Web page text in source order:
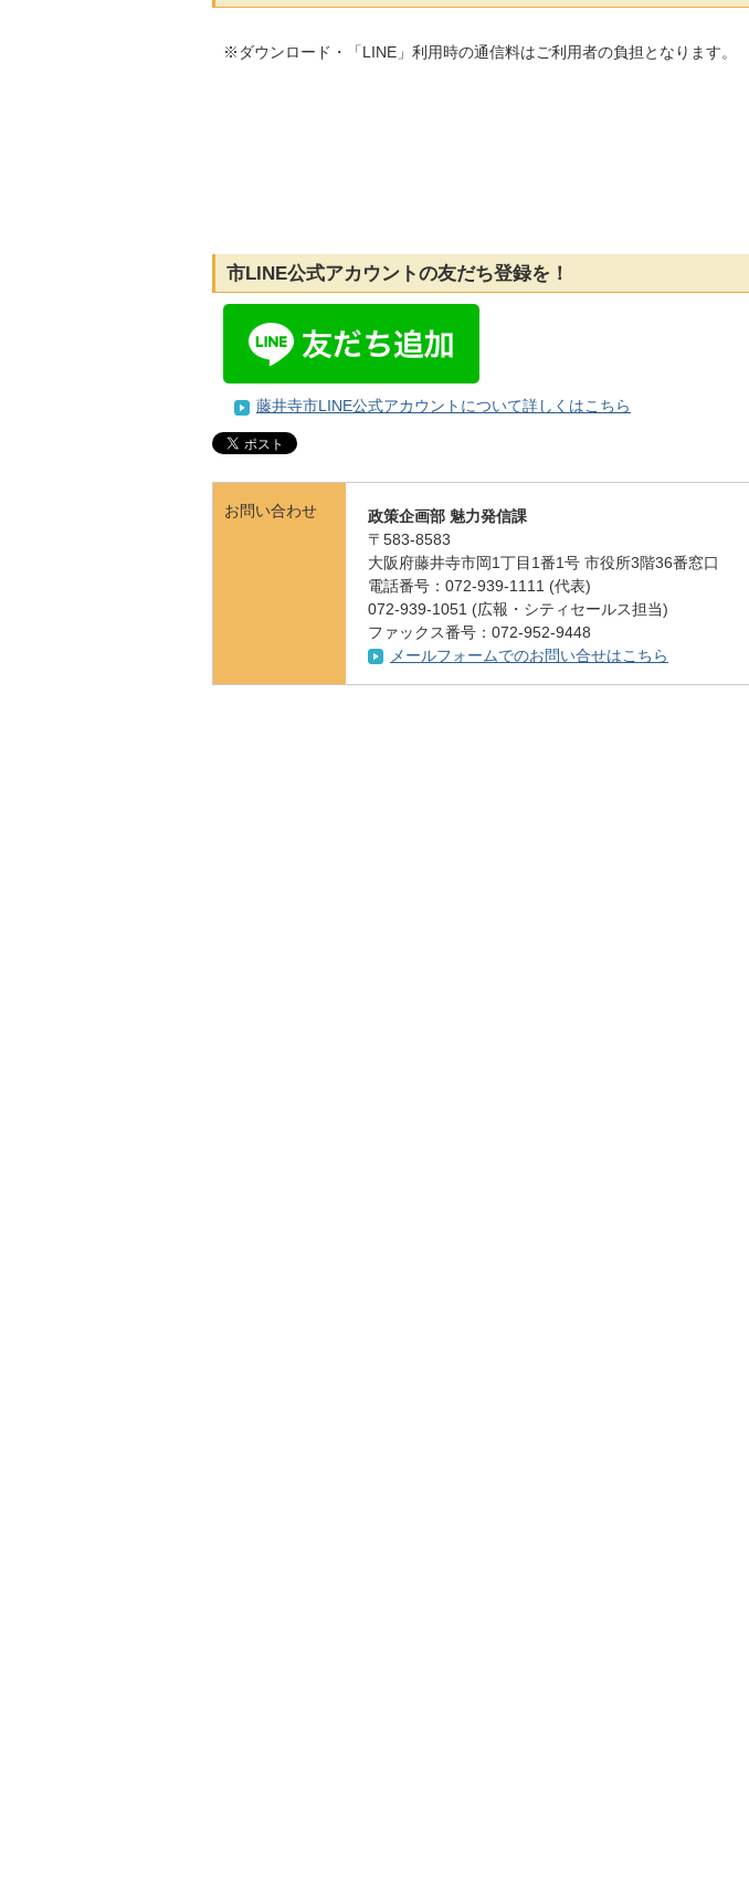
※ダウンロード・「LINE」利用時の通信料はご利用者の負担となります。
市LINE公式アカウントの友だち登録を！
藤井寺市LINE公式アカウントについて詳しくはこちら
お問い合わせ
政策企画部 魅力発信課
〒583-8583
大阪府藤井寺市岡1丁目1番1号 市役所3階36番窓口
電話番号：072-939-1111 (代表)
072-939-1051 (広報・シティセールス担当)
ファックス番号：072-952-9448
メールフォームでのお問い合せはこちら